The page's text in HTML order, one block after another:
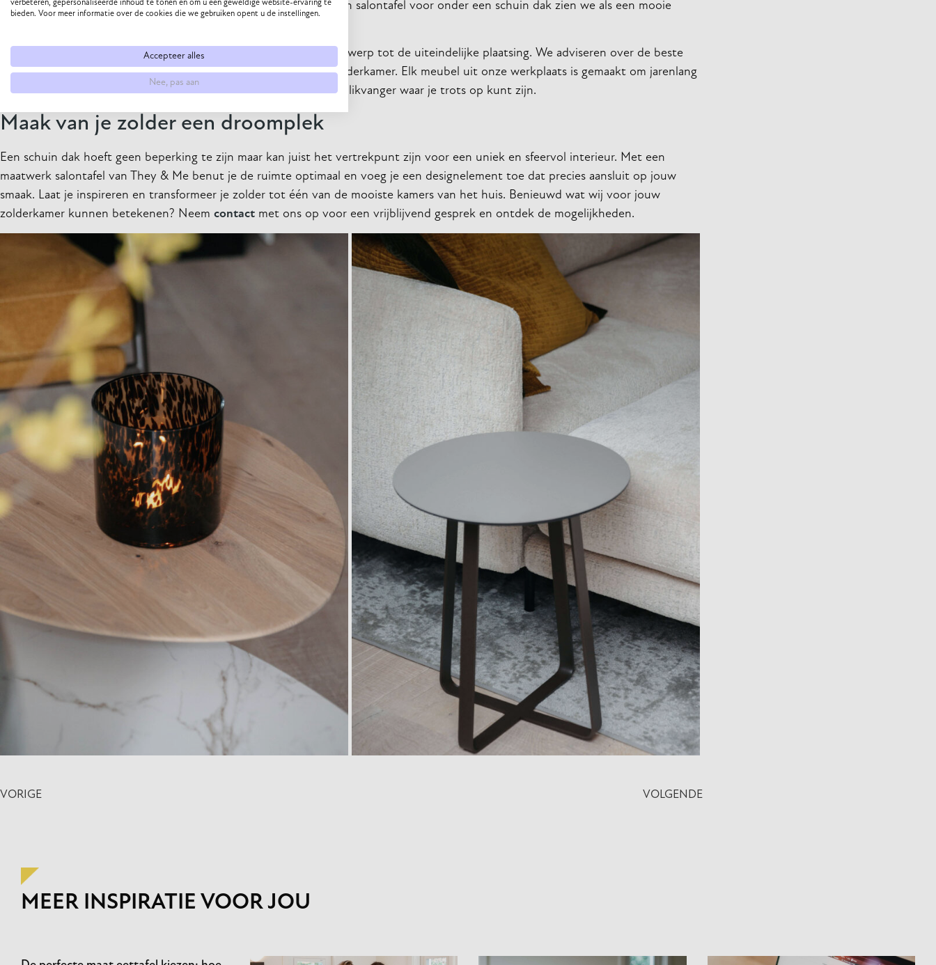
meubels die naadloos aansluiten op jouw wensen en interieur. Een salontafel voor onder een schuin dak zien we als een mooie
Samen met jou doorlopen we het hele proces, van het eerste ontwerp tot de uiteindelijke plaatsing. We adviseren over de beste
vorm, ideale hoogte en meest geschikte materialen voor jouw zolderkamer. Elk meubel uit onze werkplaats is gemaakt om jarenlang
mee te gaan. Zo wordt ook die lastige zolderkamer een stijlvolle blikvanger waar je trots op kunt zijn.
Maak van je zolder een droomplek
Een schuin dak hoeft geen beperking te zijn maar kan juist het vertrekpunt zijn voor een uniek en sfeervol interieur. Met een
maatwerk salontafel van They & Me benut je de ruimte optimaal en voeg je een designelement toe dat precies aansluit op jouw
smaak. Laat je inspireren en transformeer je zolder tot één van de mooiste kamers van het huis. Benieuwd wat wij voor jouw
zolderkamer kunnen betekenen? Neem contact met ons op voor een vrijblijvend gesprek en ontdek de mogelijkheden.
VORIGE VOLGENDE
MEER INSPIRATIE VOOR JOU
verbeteren, gepersonaliseerde inhoud te tonen en om u een geweldige website-ervaring te
bieden. Voor meer informatie over de cookies die we gebruiken opent u de instellingen.
Accepteer alles
Nee, pas aan